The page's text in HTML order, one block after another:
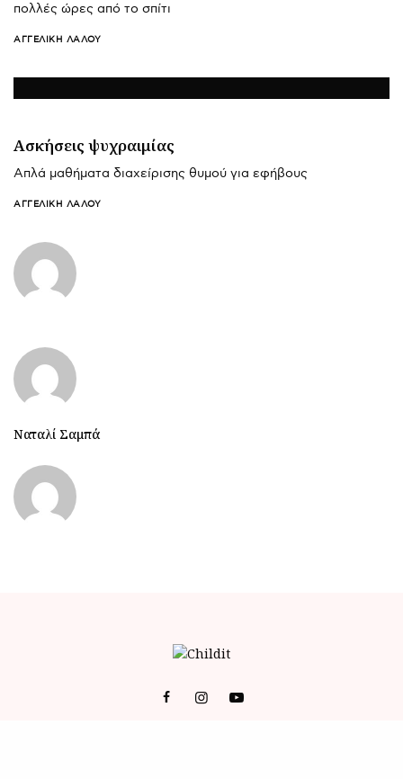
πολλές ώρες από το σπίτι
ΑΓΓΕΛΙΚΉ ΛΆΛΟΥ
Ασκήσεις ψυχραιμίας
Απλά μαθήματα διαχείρισης θυμού για εφήβους
ΑΓΓΕΛΙΚΉ ΛΆΛΟΥ
Ναταλί Σαμπά